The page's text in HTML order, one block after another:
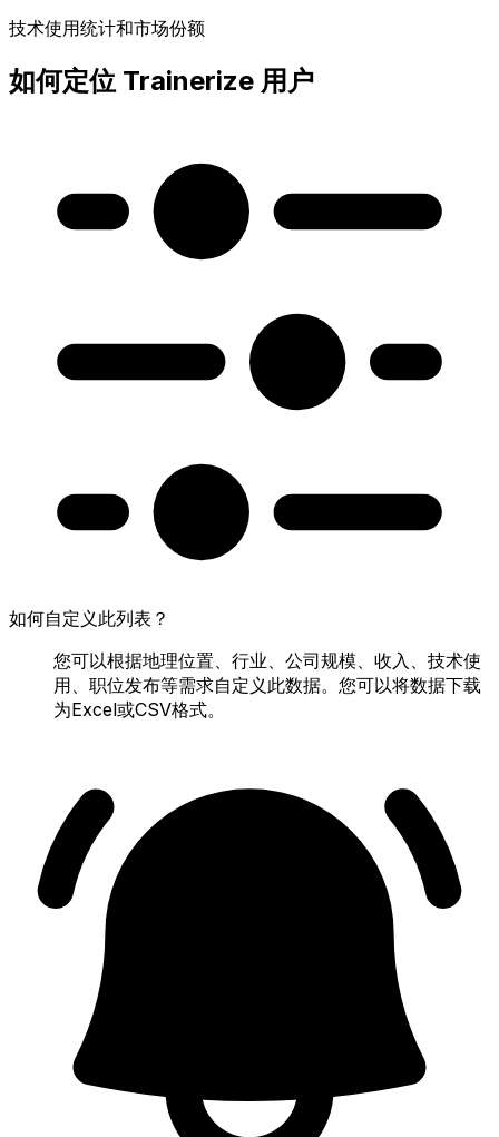
技术使用统计和市场份额
如何定位 Trainerize 用户
如何自定义此列表？
您可以根据地理位置、行业、公司规模、收入、技术使
用、职位发布等需求自定义此数据。您可以将数据下载
为Excel或CSV格式。